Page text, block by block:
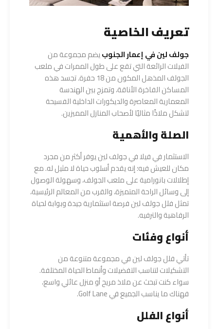
تعريف الخاصية
جولف لين في إعمار الجنوبيضم مجموعة من
الفيلات الرائعة التي تقع على طول الممرات في ملعب
الجولف المذهل المكون من 18 حفرة. تجسد هذه
المساكن الفاخرة الأناقة، وتمزج بين الهندسة
المعمارية المعاصرة والديكورات الداخلية الفسيحة
لتشكل ملاذًا مثاليًا لأصحاب المنازل المميزين.
الصلة والأهمية
الاستثمار في فيلا في جولف لين يوفر أكثر من مجرد
مكان للعيش فيه؛ إنه يقدم أسلوب حياة لا مثيل له. مع
إطلالات بانورامية على ملعب الجولف، وسهولة الوصول
إلى وسائل الراحة المتميزة، والقرب من المعالم الرئيسية،
تمثل فلل جولف لين فرصة استثمارية جيدة وبوابة لحياة
الرفاهية والترفيه.
أنواع وفئات
تأتي فلل جولف لين في مجموعة متنوعة من
التشكيلات لتناسب التفضيلات وأنماط الحياة المختلفة.
سواء كنت تبحث عن ملاذ مريح أو منزل عائلي واسع،
فهناك ما يناسب الجميع في Golf Lane.
أنواع الفلل